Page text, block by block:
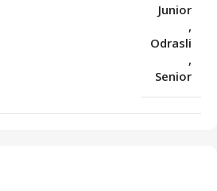
Junior
,
Odrasli
,
Senior